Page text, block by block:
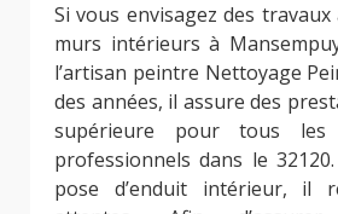
Si vous envisagez des
murs intérieurs à
l’artisan peintre Nettoyage
des années, il assure des
supérieure pour tous les
professionnels dans le
pose d’enduit intérieur, il